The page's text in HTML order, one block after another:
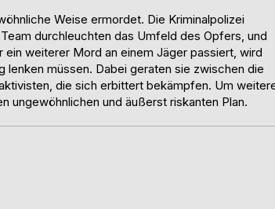
Weise ermordet. Die Kriminalpolizei
durchleuchten das Umfeld des Opfers, und
weiterer Mord an einem Jäger passiert, wird
lenken müssen. Dabei geraten sie zwischen die
die sich erbittert bekämpfen. Um
ungewöhnlichen und äußerst riskanten Plan.